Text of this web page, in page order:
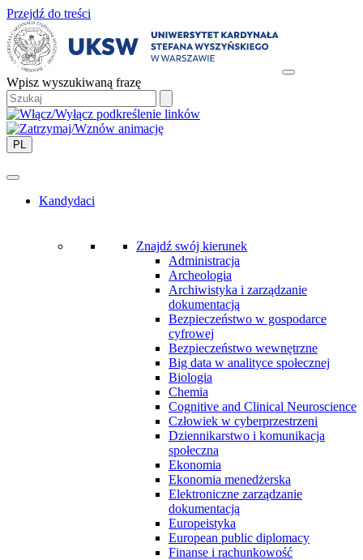
Przejdź do treści
Wpisz wyszukiwaną frazę
PL
Kandydaci
Znajdź swój kierunek
Administracja
Archeologia
Archiwistyka i zarządzanie
dokumentacją
Bezpieczeństwo w gospodarce
cyfrowej
Bezpieczeństwo wewnętrzne
Big data w analityce społecznej
Biologia
Chemia
Cognitive and Clinical Neuroscience
Człowiek w cyberprzestrzeni
Dziennikarstwo i komunikacja
społeczna
Ekonomia
Ekonomia menedżerska
Elektroniczne zarządzanie
dokumentacją
Europeistyka
European public diplomacy
Finanse i rachunkowość